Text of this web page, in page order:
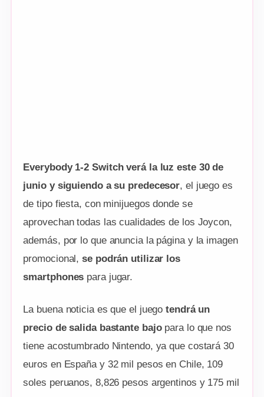
Everybody 1-2 Switch verá la luz este 30 de
junio y siguiendo a su predecesor, el juego es
de tipo fiesta, con minijuegos donde se
aprovechan todas las cualidades de los Joycon,
además, por lo que anuncia la página y la imagen
promocional,se podrán utilizar los
smartphones para jugar.
La buena noticia es que el juego tendrá un
precio de salida bastante bajopara lo que nos
tiene acostumbrado Nintendo, ya que costará 30
euros en España y 32 mil pesos en Chile, 109
soles peruanos, 8,826 pesos argentinos y 175 mil